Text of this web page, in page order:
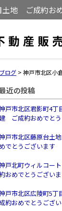
土地 ご成約お
ブログ > 神戸市北区小
近の投稿
戸市北区君影町4丁
ご成約おめでとう
戸市北区藤原台土
めでとうございます
戸北町ウィルコー
おめでとうござい
戸市北区広陵町5
約おめでとうござ